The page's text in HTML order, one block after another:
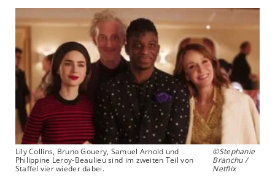
Lily Collins, Bruno Gouery, Samuel Arnold und
Philippine Leroy-Beaulieu sind im zweiten Teil von
Staffel vier wieder dabei.
©Stephanie
Branchu /
Netflix